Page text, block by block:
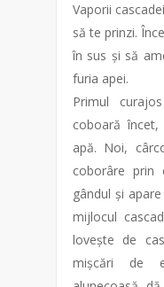
Vaporii
să te prinzi.
în sus și să
furia apei.
Primul
coboară
apă. Noi,
coborâre prin
gândul și
mijlocul
lovește de
mișcări de